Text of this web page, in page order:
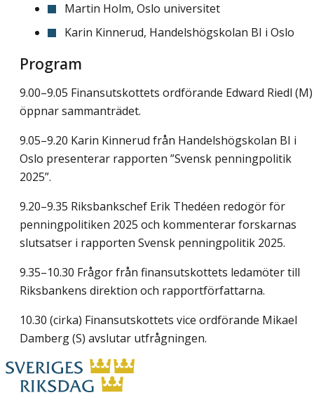
Martin Holm, Oslo universitet
Karin Kinnerud, Handelshögskolan BI i Oslo
Program
9.00–9.05 Finansutskottets ordförande Edward Riedl (M)
öppnar sammanträdet.
9.05–9.20 Karin Kinnerud från Handelshögskolan BI i
Oslo presenterar rapporten ”Svensk penningpolitik
2025”.
9.20–9.35 Riksbankschef Erik Thedéen redogör för
penningpolitiken 2025 och kommenterar forskarnas
slutsatser i rapporten Svensk penningpolitik 2025.
9.35–10.30 Frågor från finansutskottets ledamöter till
Riksbankens direktion och rapportförfattarna.
10.30 (cirka) Finansutskottets vice ordförande Mikael
Damberg (S) avslutar utfrågningen.